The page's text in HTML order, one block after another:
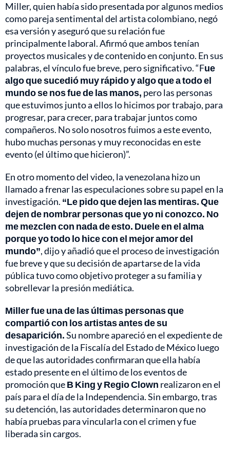
Miller, quien había sido presentada por algunos medios
como pareja sentimental del artista colombiano, negó
esa versión y aseguró que su relación fue
principalmente laboral. Afirmó que ambos tenían
proyectos musicales y de contenido en conjunto. En sus
palabras, el vínculo fue breve, pero significativo. “Fue
algo que sucedió muy rápido y algo que a todo el
mundo se nos fue de las manos, pero las personas
que estuvimos junto a ellos lo hicimos por trabajo, para
progresar, para crecer, para trabajar juntos como
compañeros. No solo nosotros fuimos a este evento,
hubo muchas personas y muy reconocidas en este
evento (el último que hicieron)”.
En otro momento del video, la venezolana hizo un
llamado a frenar las especulaciones sobre su papel en la
investigación. “Le pido que dejen las mentiras. Que
dejen de nombrar personas que yo ni conozco. No
me mezclen con nada de esto. Duele en el alma
porque yo todo lo hice con el mejor amor del
mundo”, dijo y añadió que el proceso de investigación
fue breve y que su decisión de apartarse de la vida
pública tuvo como objetivo proteger a su familia y
sobrellevar la presión mediática.
Miller fue una de las últimas personas que
compartió con los artistas antes de su
desaparición.Su nombre apareció en el expediente de
investigación de la Fiscalía del Estado de México luego
de que las autoridades confirmaran que ella había
estado presente en el último de los eventos de
promoción queB King y Regio Clown realizaron en el
país para el día de la Independencia. Sin embargo, tras
su detención, las autoridades determinaron que no
había pruebas para vincularla con el crimen y fue
liberada sin cargos.